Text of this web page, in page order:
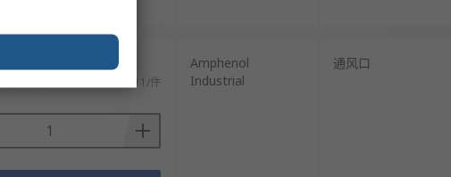
RMB35.11/件
Amphenol
Industrial
通风口